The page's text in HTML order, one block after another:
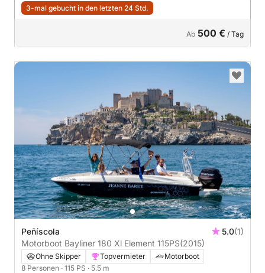
3-mal gebucht in den letzten 24 Std.
Ab 500 € / Tag
Peñíscola 5.0(1)
Motorboot Bayliner 180 Xl Element 115PS(2015)
Ohne Skipper Topvermieter
Motorboot
8 Personen · 115 PS · 5.5 m